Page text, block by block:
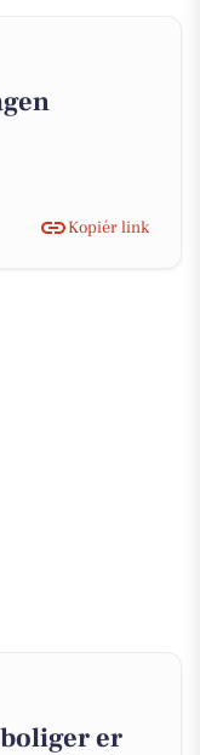
Kopiér link
er